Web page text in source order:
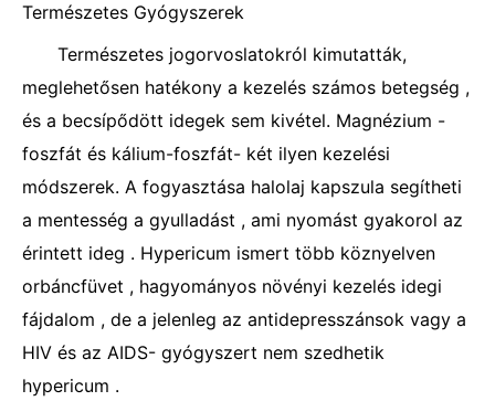
Természetes Gyógyszerek
Természetes jogorvoslatokról kimutatták,
meglehetősen hatékony a kezelés számos betegség ,
és a becsípődött idegek sem kivétel. Magnézium -
foszfát és kálium-foszfát- két ilyen kezelési
módszerek. A fogyasztása halolaj kapszula segítheti
a mentesség a gyulladást , ami nyomást gyakorol az
érintett ideg . Hypericum ismert több köznyelven
orbáncfüvet , hagyományos növényi kezelés idegi
fájdalom , de a jelenleg az antidepresszánsok vagy a
HIV és az AIDS- gyógyszert nem szedhetik
hypericum .